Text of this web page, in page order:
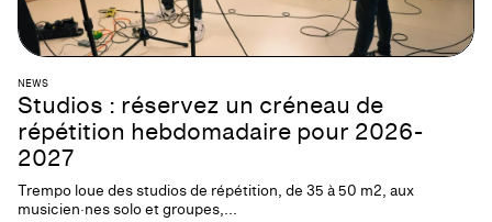
NEWS
Studios : réservez un créneau de
répétition hebdomadaire pour 2026-
2027
Trempo loue des studios de répétition, de 35 à 50 m2, aux
musicien·nes solo et groupes,...